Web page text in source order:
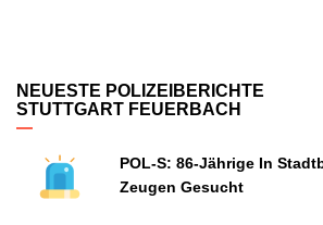
NEUESTE POLIZEIBERICHTE
STUTTGART FEUERBACH
POL-S: 86-Jährige In
Zeugen Gesucht